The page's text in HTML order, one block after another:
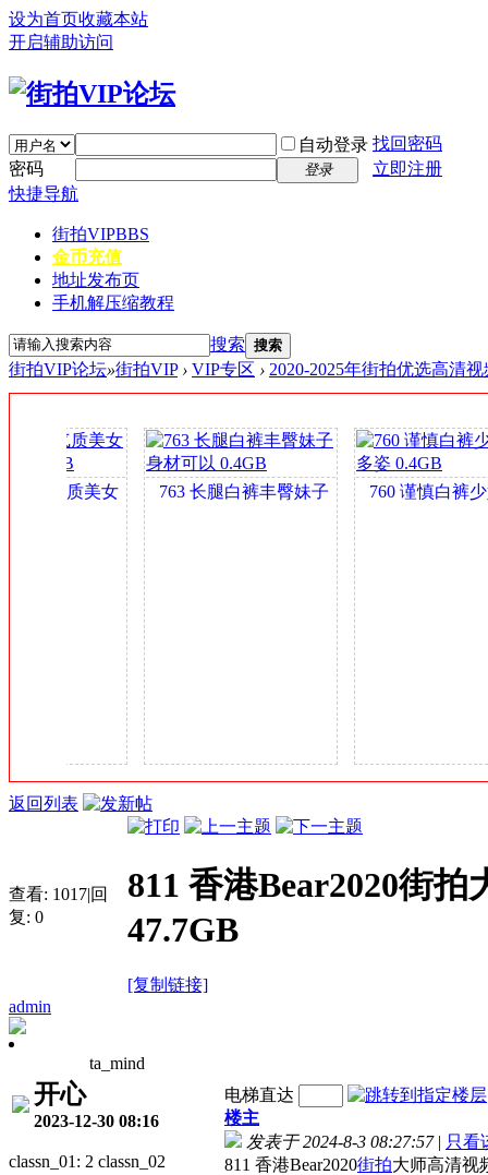
设为首页收藏本站
开启辅助访问
自动登录 找回密码
密码
登录
立即注册
快捷导航
街拍VIPBBS
金币充值
地址发布页
手机解压缩教程
搜索 搜索
街拍VIP论坛»街拍VIP › VIP专区 › 2020-2025年街拍优选高清
肥乳气质美女
763 长腿白裤丰臀妹子
760 谨慎白裤少
返回列表
查看: 1017|回
复: 0
811 香港Bear2020街
47.7GB
[复制链接]
admin
ta_mind
开心
2023-12-30 08:16
classn_01: 2 classn_02
电梯直达
楼主
发表于 2024-8-3 08:27:57 | 只看
811 香港Bear2020街拍大师高清视